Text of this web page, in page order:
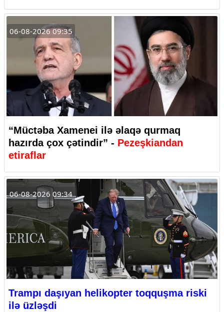
06-08-2026 09:35
“Müctəba Xamenei ilə əlaqə qurmaq
hazırda çox çətindir” - Pezeşkiandan
etiraflar
06-08-2026 09:34
Trampı daşıyan helikopter toqquşma riski
ilə üzləşdi